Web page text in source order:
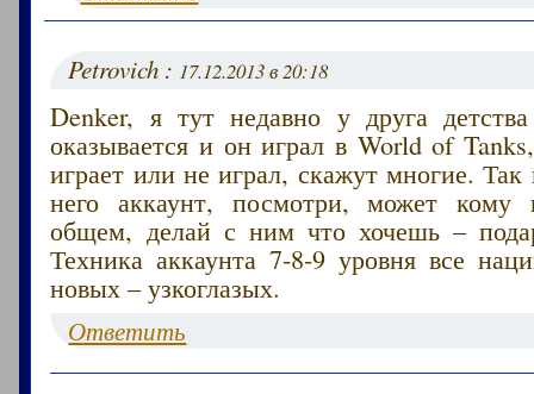
Petrovich : 17.12.2013 в 20:18
Denker, я тут недавно у друга
оказывается и он играл в World of
играет или не играл, скажут многие. Так
него аккаунт, посмотри, может кому
общем, делай с ним что хочешь –
Техника аккаунта 7-8-9 уровня все
новых – узкоглазых.
Ответить